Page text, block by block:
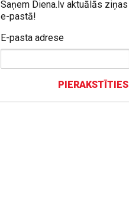
Saņem Diena.lv aktuālās ziņas
e-pastā!
E-pasta adrese
PIERAKSTĪTIES